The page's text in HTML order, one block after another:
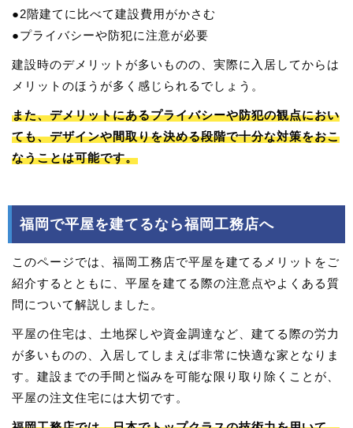
●2階建てに比べて建設費用がかさむ
●プライバシーや防犯に注意が必要
建設時のデメリットが多いものの、実際に入居してからは
メリットのほうが多く感じられるでしょう。
また、デメリットにあるプライバシーや防犯の観点におい
ても、デザインや間取りを決める段階で十分な対策をおこ
なうことは可能です。
福岡で平屋を建てるなら福岡工務店へ
このページでは、福岡工務店で平屋を建てるメリットをご
紹介するとともに、平屋を建てる際の注意点やよくある質
問について解説しました。
平屋の住宅は、土地探しや資金調達など、建てる際の労力
が多いものの、入居してしまえば非常に快適な家となりま
す。建設までの手間と悩みを可能な限り取り除くことが、
平屋の注文住宅には大切です。